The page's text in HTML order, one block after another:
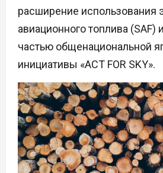
расширение использования
авиационного топлива (SAF)
частью общенациональной
инициативы «ACT FOR SKY».